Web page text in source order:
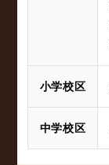
小学校区
中学校区